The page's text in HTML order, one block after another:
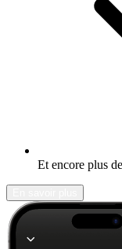
Et encore plus